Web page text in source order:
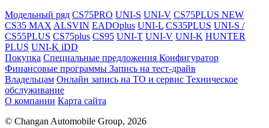
Модельный ряд CS75PRO UNI-S UNI-V CS75PLUS NEW
CS35 MAX ALSVIN EADOplus UNI-L CS35PLUS UNI-S /
CS55PLUS CS75plus CS95 UNI-T UNI-V UNI-K HUNTER
PLUS UNI-K iDD
Покупка Специальные предложения Конфигуратор
Финансовые программы Запись на тест-драйв
Владельцам Онлайн запись на ТО и сервис Техническое
обслуживание
О компании Карта сайта
© Changan Automobile Group, 2026